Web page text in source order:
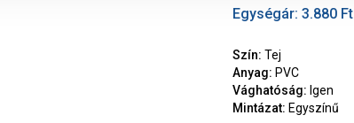
Egységár: 3.880 Ft
Szín: Tej
Anyag: PVC
Vághatóság: Igen
Mintázat: Egyszínű